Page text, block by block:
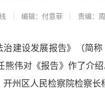
编辑：付意菲 责编：
设发展报告》（简称
伟对《报告》作了介
州区人民检察院检察长